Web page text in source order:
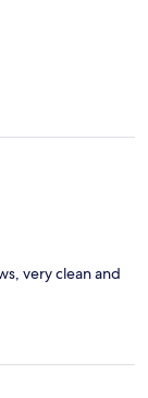
very clean and